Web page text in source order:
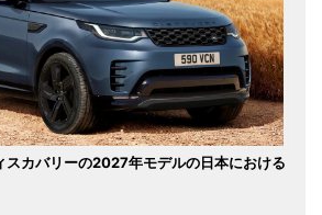
スカバリーの2027年モデルの日本における